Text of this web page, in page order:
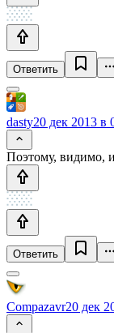
Ответить
dasty20 дек 2013 в
Поэтому, видимо,
Ответить
Compazavr20 дек